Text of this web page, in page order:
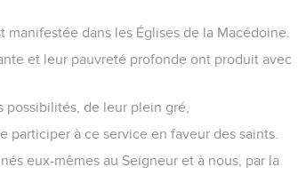
manifestée dans les Églises de la Macédoine.
et leur pauvreté profonde ont produit avec
possibilités, de leur plein gré,
participer à ce service en faveur des saints.
eux-mêmes au Seigneur et à nous, par la